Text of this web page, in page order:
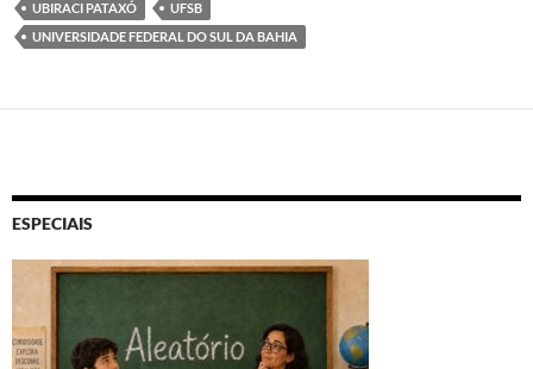
UBIRACI PATAXÓ
UFSB
UNIVERSIDADE FEDERAL DO SUL DA BAHIA
ESPECIAIS